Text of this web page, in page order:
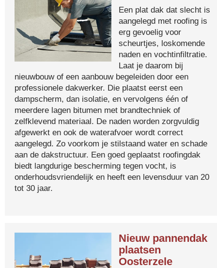
Een plat dak dat slecht is
aangelegd met roofing is
erg gevoelig voor
scheurtjes, loskomende
naden en vochtinfiltratie.
Laat je daarom bij
nieuwbouw of een aanbouw begeleiden door een
professionele dakwerker. Die plaatst eerst een
dampscherm, dan isolatie, en vervolgens één of
meerdere lagen bitumen met brandtechniek of
zelfklevend materiaal. De naden worden zorgvuldig
afgewerkt en ook de waterafvoer wordt correct
aangelegd. Zo voorkom je stilstaand water en schade
aan de dakstructuur. Een goed geplaatst roofingdak
biedt langdurige bescherming tegen vocht, is
onderhoudsvriendelijk en heeft een levensduur van 20
tot 30 jaar.
Nieuw pannendak
plaatsen
Oosterzele